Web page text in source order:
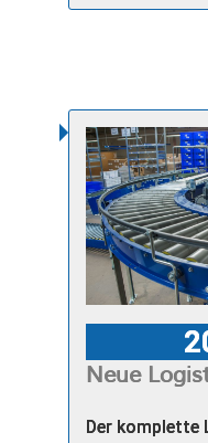
Neue
Der komplette